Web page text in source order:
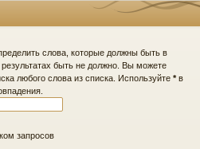
ия
слова, которые должны быть в
быть не должно. Вы можете
любого слова из списка. Используйте *в
запросов